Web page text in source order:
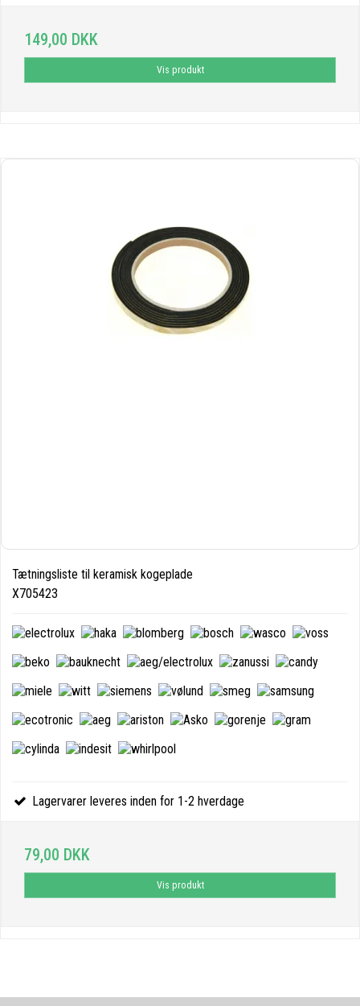
149,00 DKK
Vis produkt
Tætningsliste til keramisk kogeplade
X705423
Lagervarer leveres inden for 1-2 hverdage
79,00 DKK
Vis produkt